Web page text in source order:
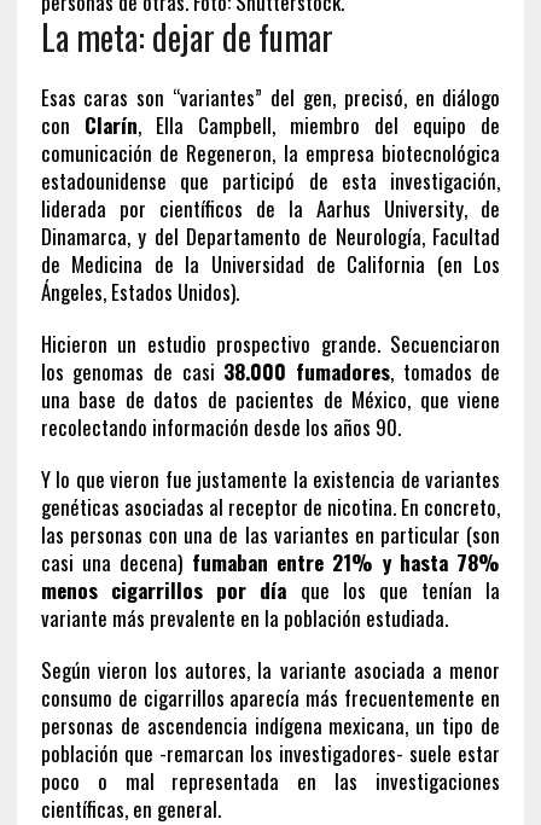
La meta: dejar de fumar
Esas caras son “variantes” del gen, precisó, en diálogo
con Clarín, Ella Campbell, miembro del equipo de
comunicación de Regeneron, la empresa biotecnológica
estadounidense que participó de esta investigación,
liderada por científicos de la Aarhus University, de
Dinamarca, y del Departamento de Neurología, Facultad
de Medicina de la Universidad de California (en Los
Ángeles, Estados Unidos).
Hicieron un estudio prospectivo grande. Secuenciaron
los genomas de casi 38.000 fumadores, tomados de
una base de datos de pacientes de México, que viene
recolectando información desde los años 90.
Y lo que vieron fue justamente la existencia de variantes
genéticas asociadas al receptor de nicotina. En concreto,
las personas con una de las variantes en particular (son
casi una decena) fumaban entre 21% y hasta 78%
menos cigarrillos por día que los que tenían la
variante más prevalente en la población estudiada.
Según vieron los autores, la variante asociada a menor
consumo de cigarrillos aparecía más frecuentemente en
personas de ascendencia indígena mexicana, un tipo de
población que -remarcan los investigadores- suele estar
poco o mal representada en las investigaciones
científicas, en general.